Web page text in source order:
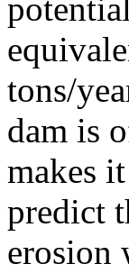
tons/
dam is
makes
predict
erosion